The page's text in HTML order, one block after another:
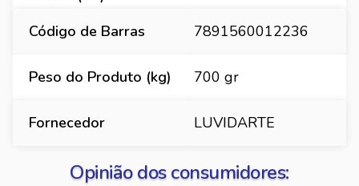
Código de Barras 7891560012236
Peso do Produto (kg) 700 gr
Fornecedor LUVIDARTE
Opinião dos consumidores: